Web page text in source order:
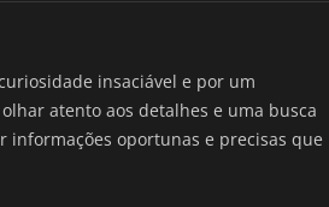
insaciável e por um
atento aos detalhes e uma busca
informações oportunas e precisas que